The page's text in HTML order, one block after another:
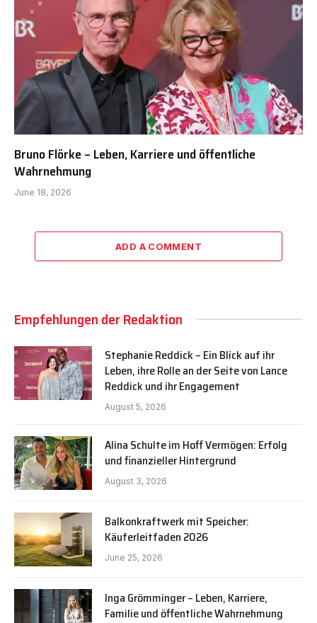
Bruno Flörke – Leben, Karriere und öffentliche
Wahrnehmung
June 18, 2026
ADD A COMMENT
Empfehlungen der Redaktion
Stephanie Reddick – Ein Blick auf ihr
Leben, ihre Rolle an der Seite von Lance
Reddick und ihr Engagement
August 5, 2026
Alina Schulte im Hoff Vermögen: Erfolg
und finanzieller Hintergrund
August 3, 2026
Balkonkraftwerk mit Speicher:
Käuferleitfaden 2026
June 25, 2026
Inga Grömminger – Leben, Karriere,
Familie und öffentliche Wahrnehmung